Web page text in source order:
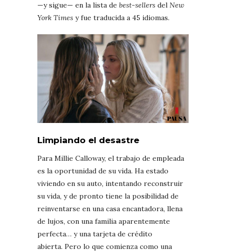
—y sigue— en la lista de best-sellers del New
York Times y fue traducida a 45 idiomas.
Limpiando el desastre
Para Millie Calloway, el trabajo de empleada
es la oportunidad de su vida. Ha estado
viviendo en su auto, intentando reconstruir
su vida, y de pronto tiene la posibilidad de
reinventarse en una casa encantadora, llena
de lujos, con una familia aparentemente
perfecta… y una tarjeta de crédito
abierta. Pero lo que comienza como una